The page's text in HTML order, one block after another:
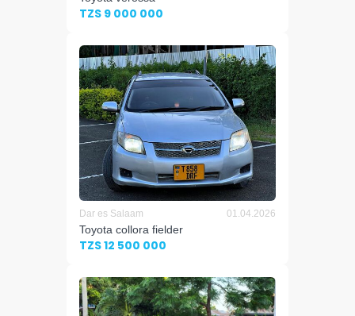
TZS 9 000 000
Dar es Salaam 01.04.2026
Toyota collora fielder
TZS 12 500 000